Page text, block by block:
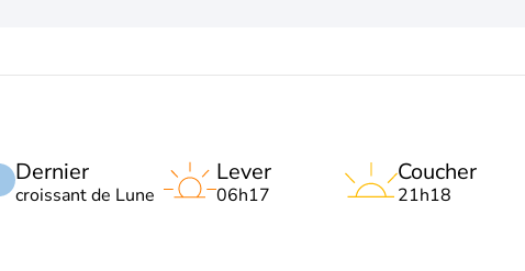
Dernier
croissant de Lune
Lever
06h17
Coucher
21h18